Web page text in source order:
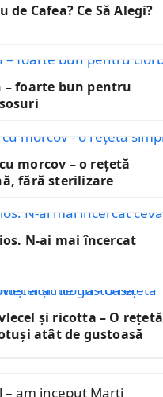
de Cafea? Ce Să Alegi?
– foarte bun pentru
morcov – o rețetă
fără sterilizare
N-ai mai încercat
și ricotta – O rețetă
atât de gustoasă